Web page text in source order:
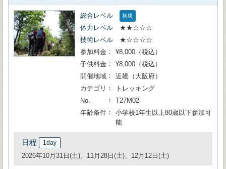
総合レベル 初級
体力レベル
★★☆☆☆
技術レベル
★☆☆☆☆
参加料金
¥8,000（税込）
子供料金
¥8,000（税込）
開催地域
近畿（大阪府）
カテゴリ
トレッキング
No.
T27M02
年齢条件
小学校1年生以上80歳以下参加可
能
日程 1day
2026年10月31日(土)、11月28日(土)、12月12日(土)